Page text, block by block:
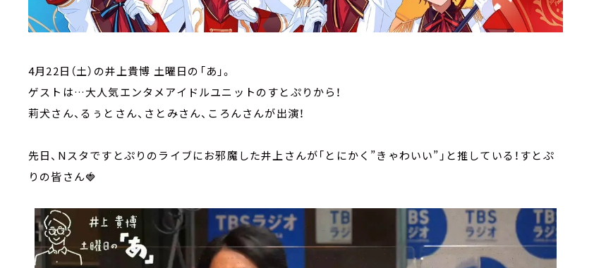
4月22日（土）の井上貴博 土曜日の「あ」。
ゲストは…大人気エンタメアイドルユニットのすとぷりから！
莉犬さん、るぅとさん、さとみさん、ころんさんが出演！
先日、Nスタですとぷりのライブにお邪魔した井上さんが「とにかく”きゃわいい”」と推している！すとぷ
りの皆さん🍓